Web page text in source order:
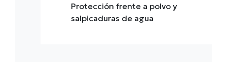
Protección frente a polvo y
salpicaduras de agua